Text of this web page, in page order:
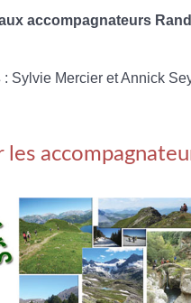
accompagnateurs
: Sylvie Mercier et Annick